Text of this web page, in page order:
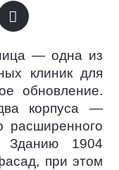
— одна из
клиник для
обновление.
корпуса —
расширенного
Зданию 1904
при этом